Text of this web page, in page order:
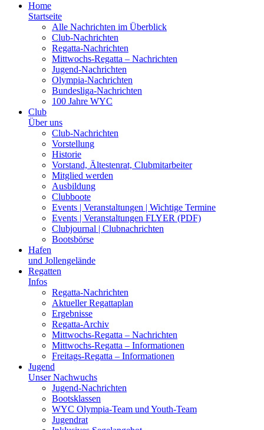
Home
Startseite
Alle Nachrichten im Überblick
Club-Nachrichten
Regatta-Nachrichten
Mittwochs-Regatta – Nachrichten
Jugend-Nachrichten
Olympia-Nachrichten
Bundesliga-Nachrichten
100 Jahre WYC
Club
Über uns
Club-Nachrichten
Vorstellung
Historie
Vorstand, Ältestenrat, Clubmitarbeiter
Mitglied werden
Ausbildung
Clubboote
Events | Veranstaltungen | Wichtige Termine
Events | Veranstaltungen FLYER (PDF)
Clubjournal | Clubnachrichten
Bootsbörse
Hafen
und Jollengelände
Regatten
Infos
Regatta-Nachrichten
Aktueller Regattaplan
Ergebnisse
Regatta-Archiv
Mittwochs-Regatta – Nachrichten
Mittwochs-Regatta – Informationen
Freitags-Regatta – Informationen
Jugend
Unser Nachwuchs
Jugend-Nachrichten
Bootsklassen
WYC Olympia-Team und Youth-Team
Jugendrat